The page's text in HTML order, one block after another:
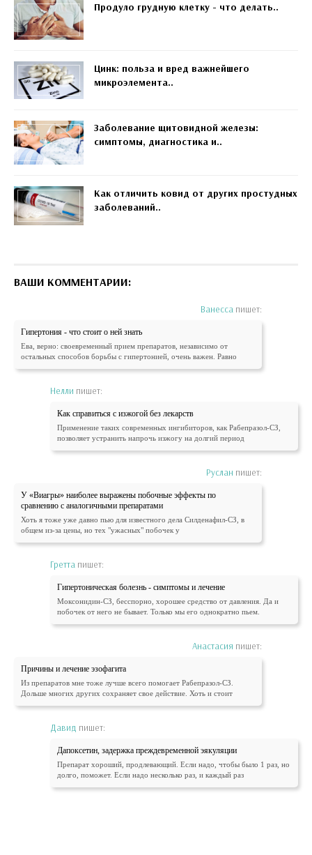
Продуло грудную клетку - что делать..
Цинк: польза и вред важнейшего
микроэлемента..
Заболевание щитовидной железы:
симптомы, диагностика и..
Как отличить ковид от других простудных
заболеваний..
ВАШИ КОММЕНТАРИИ:
Ванесса пишет:
Гипертония - что стоит о ней знать
Ева, верно: своевременный прием препаратов, независимо от
остальных способов борьбы с гипертонией, очень важен. Равно
Нелли пишет:
Как справиться с изжогой без лекарств
Применение таких современных ингибиторов, как Рабепразол-СЗ,
позволяет устранить напрочь изжогу на долгий период
Руслан пишет:
У «Виагры» наиболее выражены побочные эффекты по
сравнению с аналогичными препаратами
Хоть я тоже уже давно пью для известного дела Силденафил-СЗ, в
общем из-за цены, но тех "ужасных" побочек у
Гретта пишет:
Гипертоническая болезнь - симптомы и лечение
Моксонидин-СЗ, бесспорно, хорошее средство от давления. Да и
побочек от него не бывает. Только мы его однократно пьем.
Анастасия пишет:
Причины и лечение эзофагита
Из препаратов мне тоже лучше всего помогает Рабепразол-СЗ.
Дольше многих других сохраняет свое действие. Хоть и стоит
Давид пишет:
Дапоксетин, задержка преждевременной эякуляции
Препарат хороший, продлевающий. Если надо, чтобы было 1 раз, но
долго, поможет. Если надо несколько раз, и каждый раз